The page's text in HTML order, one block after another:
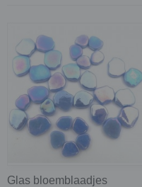
Glas bloemblaadjes